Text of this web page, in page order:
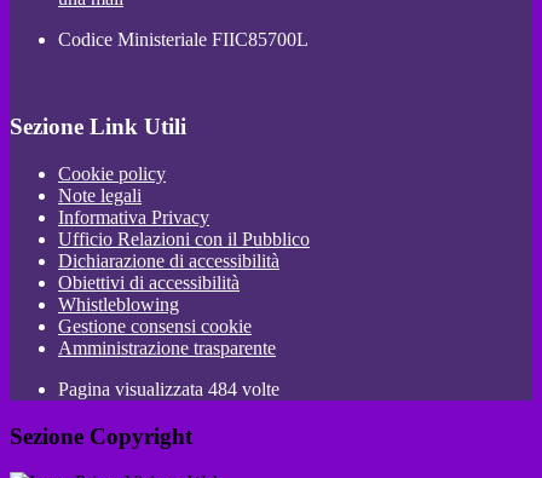
Codice Ministeriale FIIC85700L
Sezione Link Utili
Cookie policy
Note legali
Informativa Privacy
Ufficio Relazioni con il Pubblico
Dichiarazione di accessibilità
Obiettivi di accessibilità
Whistleblowing
Gestione consensi cookie
Amministrazione trasparente
Pagina visualizzata 484 volte
Sezione Copyright